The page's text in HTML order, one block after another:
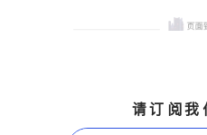
请订阅我